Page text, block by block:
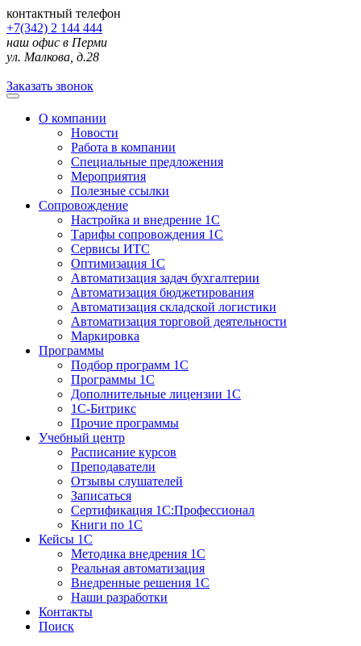
контактный телефон
+7(342) 2 144 444
наш офис в Перми
ул. Малкова, д.28
Заказать звонок
О компании
Новости
Работа в компании
Специальные предложения
Мероприятия
Полезные ссылки
Сопровождение
Настройка и внедрение 1С
Тарифы сопровождения 1С
Сервисы ИТС
Оптимизация 1С
Автоматизация задач бухгалтерии
Автоматизация бюджетирования
Автоматизация складской логистики
Автоматизация торговой деятельности
Маркировка
Программы
Подбор программ 1С
Программы 1С
Дополнительные лицензии 1С
1С-Битрикс
Прочие программы
Учебный центр
Расписание курсов
Преподаватели
Отзывы слушателей
Записаться
Сертификация 1С:Профессионал
Книги по 1С
Кейсы 1С
Методика внедрения 1С
Реальная автоматизация
Внедренные решения 1С
Наши разработки
Контакты
Поиск